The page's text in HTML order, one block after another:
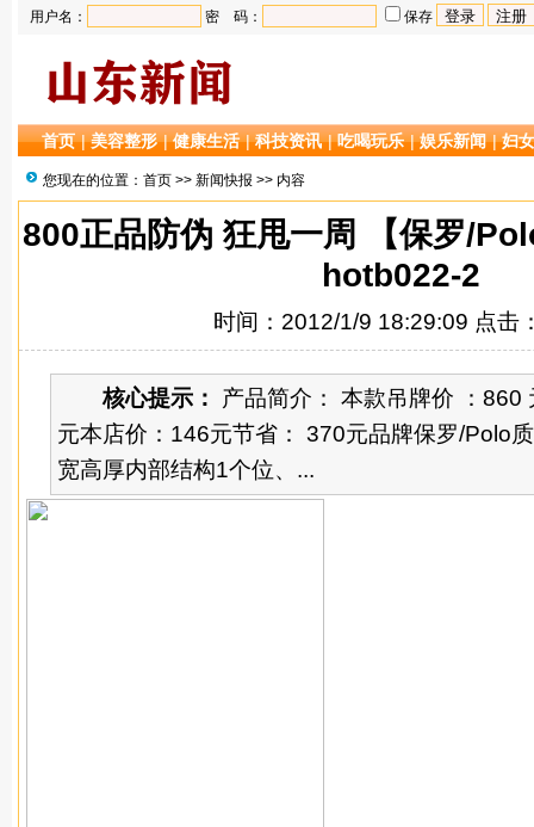
用户名： 密 码： 保存
首页 |美容整形 |健康生活 |科技资讯 |吃喝玩乐 |娱乐新闻 |妇
您现在的位置： 首页 >> 新闻快报 >> 内容
800正品防伪 狂甩一周 【保罗/
hotb022-2
时间：2012/1/9 18:29:09 点击
核心提示：
产品简介： 本款吊牌价 ：860
元本店价：146元节省： 370元品牌保罗/Polo
宽高厚内部结构1个位、...